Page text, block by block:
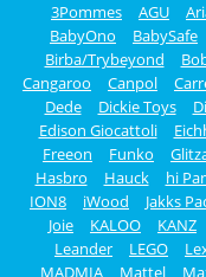
3Pommes AGU
BabyOno
BabySafe
Birba/Trybeyond
Cangaroo
Canpol
Dede
Dickie Toys
Edison Giocattoli
Freeon
Funko
Hasbro
Hauck hi
ION8
iWood Jakks
Joie
KALOO KANZ
Leander
LEGO
MADMIA
Mattel